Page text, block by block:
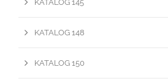
KATALOG 145
KATALOG 148
KATALOG 150